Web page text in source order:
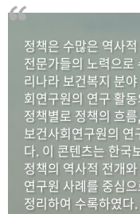
연구 역사
정책과 연구 키워드로
간행물 변천사
기록물 아카이브
사진 아카이브 문서
50+1주년 기념
정책은 수많은 역사
전문가들의 노력으
리나라 보건복지 분
회연구원의 연구 활
정책별로 정책의 흐
보건사회연구원의
다. 이 콘텐츠는 한국
정책의 역사적 전개
연구원 사례를 중심
정리하여 수록하였다.